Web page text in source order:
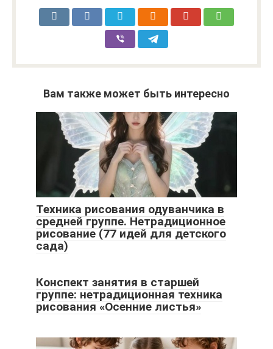
Вам также может быть интересно
Техника рисования одуванчика в
средней группе. Нетрадиционное
рисование (77 идей для детского
сада)
Конспект занятия в старшей
группе: нетрадиционная техника
рисования «Осенние листья»